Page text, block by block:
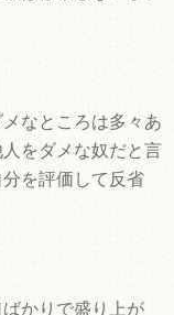
なところは多々あ
をダメな奴だと言
を評価して反省
かりで盛り上が